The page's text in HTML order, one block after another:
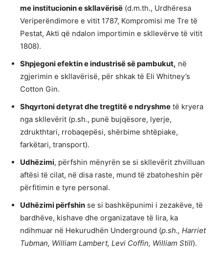
me institucionin e skllavërisë (d.m.th., Urdhëresa
Veriperëndimore e vitit 1787, Kompromisi me Tre të
Pestat, Akti që ndalon importimin e skllevërve të vitit
1808).
Shpjegoni efektin e industrisë së pambukut, në
zgjerimin e skllavërisë, për shkak të Eli Whitney’s
Cotton Gin.
Shqyrtoni detyrat dhe tregtitë e ndryshme të kryera
nga skllevërit (p.sh., punë bujqësore, lyerje,
zdrukthtari, rrobaqepësi, shërbime shtëpiake,
farkëtari, transport).
Udhëzimi, përfshin mënyrën se si skllevërit zhvilluan
aftësi të cilat, në disa raste, mund të zbatoheshin për
përfitimin e tyre personal.
Udhëzimi përfshin se si bashkëpunimi i zezakëve, të
bardhëve, kishave dhe organizatave të lira, ka
ndihmuar në Hekurudhën Underground (p.sh., Harriet
Tubman, William Lambert, Levi Coffin, William Still).